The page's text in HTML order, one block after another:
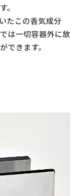
。
たこの香気成分
は一切容器外に放
できます。